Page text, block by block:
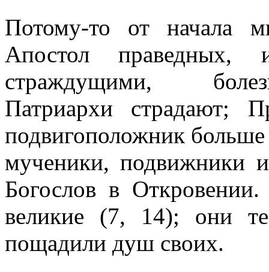
Потому-то от начала
Апостол
страждущими,
Патриархи страдают;
подвигоположник
мученики, подвижники
Богослов в
великие (7, 14); они
пощадили душ своих.